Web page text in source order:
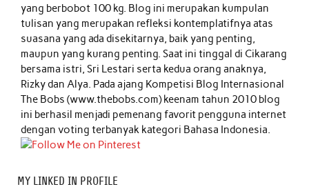
yang berbobot 100 kg. Blog ini merupakan kumpulan
tulisan yang merupakan refleksi kontemplatifnya atas
suasana yang ada disekitarnya, baik yang penting,
maupun yang kurang penting. Saat ini tinggal di Cikarang
bersama istri, Sri Lestari serta kedua orang anaknya,
Rizky dan Alya. Pada ajang Kompetisi Blog Internasional
The Bobs (www.thebobs.com) keenam tahun 2010 blog
ini berhasil menjadi pemenang favorit pengguna internet
dengan voting terbanyak kategori Bahasa Indonesia.
MY LINKED IN PROFILE